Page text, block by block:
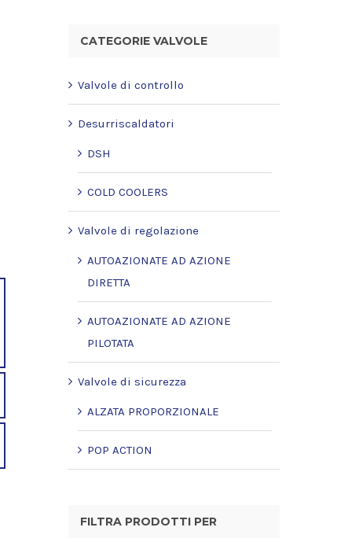
CATEGORIE VALVOLE
Valvole di controllo
Desurriscaldatori
DSH
COLD COOLERS
Valvole di regolazione
AUTOAZIONATE AD AZIONE
DIRETTA
AUTOAZIONATE AD AZIONE
PILOTATA
Valvole di sicurezza
ALZATA PROPORZIONALE
POP ACTION
FILTRA PRODOTTI PER